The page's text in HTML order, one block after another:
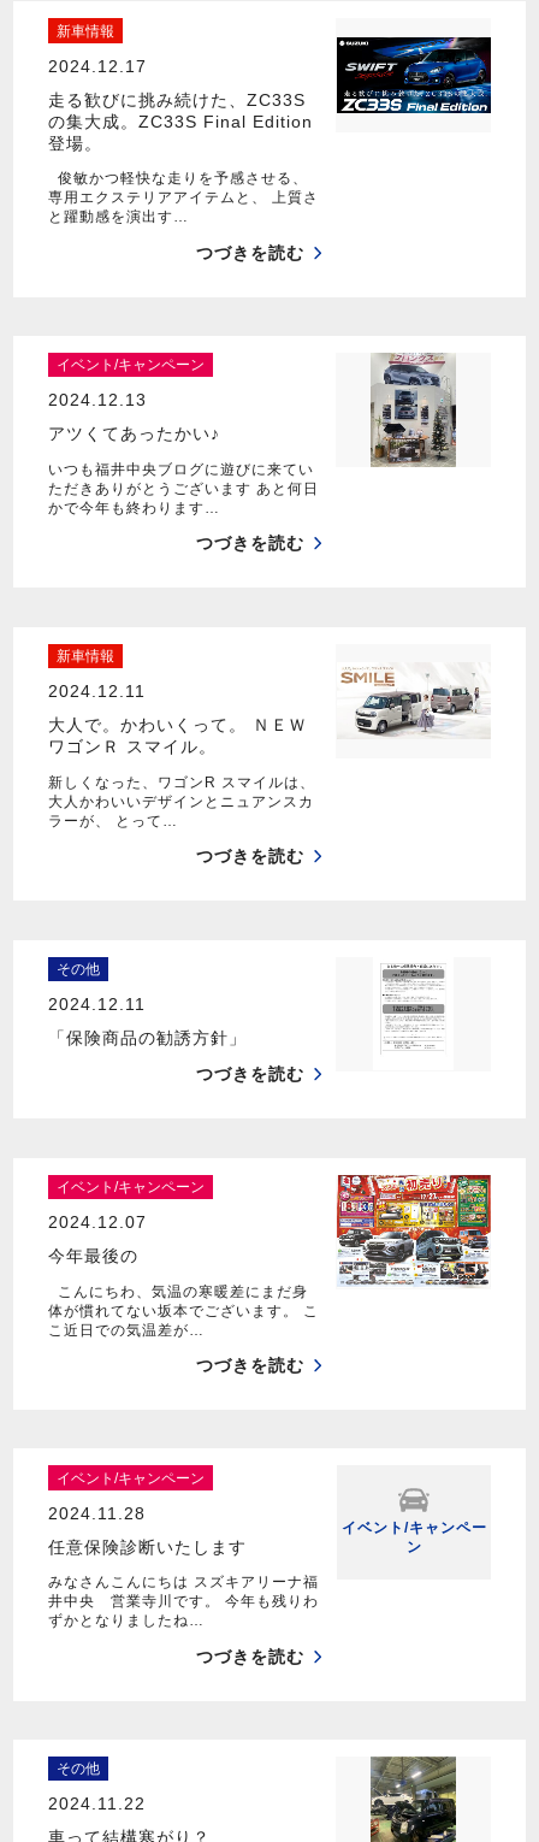
新車情報
2024.12.17
走る歓びに挑み続けた、ZC33S
の集大成。ZC33S Final Edition
登場。
俊敏かつ軽快な走りを予感させる、
専用エクステリアアイテムと、 上質さ
と躍動感を演出す…
つづきを読む
イベント/キャンペーン
2024.12.13
アツくてあったかい♪
いつも福井中央ブログに遊びに来てい
ただきありがとうございます あと何日
かで今年も終わります…
つづきを読む
新車情報
2024.12.11
大人で。かわいくって。 ＮＥＷ
ワゴンＲ スマイル。
新しくなった、ワゴンR スマイルは、
大人かわいいデザインとニュアンスカ
ラーが、 とって…
つづきを読む
その他
2024.12.11
「保険商品の勧誘方針」
つづきを読む
イベント/キャンペーン
2024.12.07
今年最後の
こんにちわ、気温の寒暖差にまだ身
体が慣れてない坂本でございます。 こ
こ近日での気温差が…
つづきを読む
イベント/キャンペーン
2024.11.28
任意保険診断いたします
みなさんこんにちは スズキアリーナ福
井中央 営業寺川です。 今年も残りわ
ずかとなりましたね…
つづきを読む
イベント/キャンペー
ン
その他
2024.11.22
車って結構寒がり？